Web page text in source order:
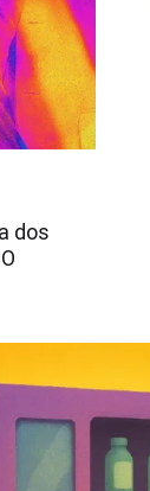
dos